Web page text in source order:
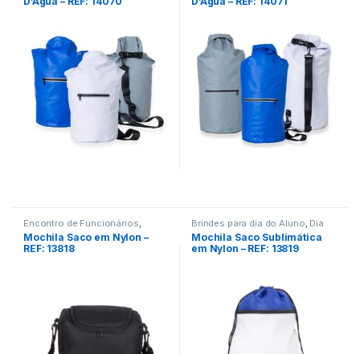
Encontro de Funcionários
Materiais para a Prática de
Esportes,Viagem/Lazer/Uso
Pessoal
Mochila Saco em Nylon –
REF: 13818
Brindes para dia do Aluno Dia
das Crianças Encontro de
Funcionários,Materiais para a
Prática de Esportes,
Viagem/Lazer/Uso Pessoal
Mochila Saco Sublimática
em Nylon – REF: 13819